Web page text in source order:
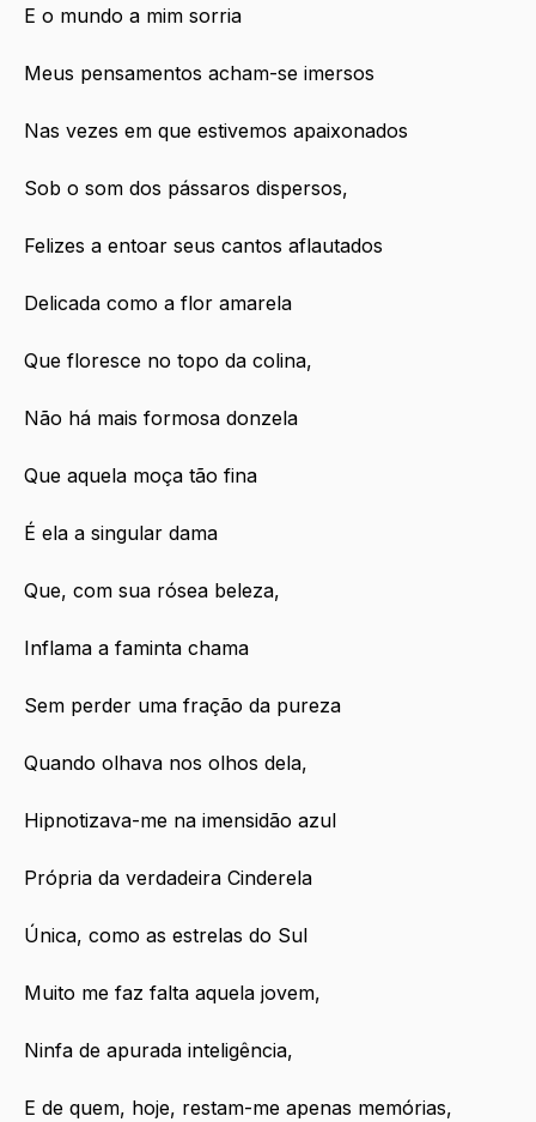
E o mundo a mim sorria
Meus pensamentos acham-se imersos
Nas vezes em que estivemos apaixonados
Sob o som dos pássaros dispersos,
Felizes a entoar seus cantos aflautados
Delicada como a flor amarela
Que floresce no topo da colina,
Não há mais formosa donzela
Que aquela moça tão fina
É ela a singular dama
Que, com sua rósea beleza,
Inflama a faminta chama
Sem perder uma fração da pureza
Quando olhava nos olhos dela,
Hipnotizava-me na imensidão azul
Própria da verdadeira Cinderela
Única, como as estrelas do Sul
Muito me faz falta aquela jovem,
Ninfa de apurada inteligência,
E de quem, hoje, restam-me apenas memórias,